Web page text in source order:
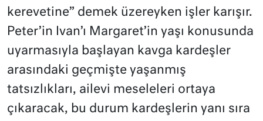
kerevetine” demek üzereyken işler karışır.
Peter’in Ivan’ı Margaret’in yaşı konusunda
uyarmasıyla başlayan kavga kardeşler
arasındaki geçmişte yaşanmış
tatsızlıkları, ailevi meseleleri ortaya
çıkaracak, bu durum kardeşlerin yanı sıra